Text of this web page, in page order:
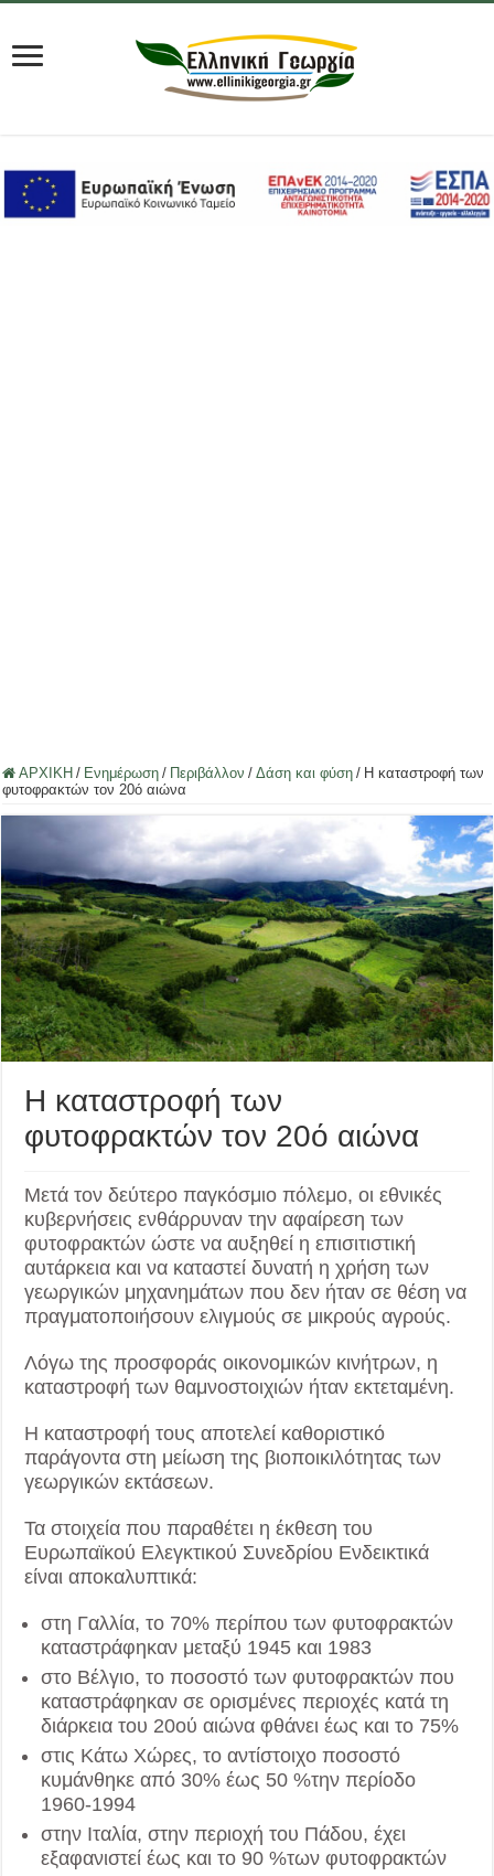
ΑΡΧΙΚΗ / Ενημέρωση / Περιβάλλον / Δάση και φύση / Η καταστροφή των
φυτοφρακτών τον 20ό αιώνα
Η καταστροφή των
φυτοφρακτών τον 20ό αιώνα
Μετά τον δεύτερο παγκόσμιο πόλεμο, οι εθνικές
κυβερνήσεις ενθάρρυναν την αφαίρεση των
φυτοφρακτών ώστε να αυξηθεί η επισιτιστική
αυτάρκεια και να καταστεί δυνατή η χρήση των
γεωργικών μηχανημάτων που δεν ήταν σε θέση να
πραγματοποιήσουν ελιγμούς σε μικρούς αγρούς.
Λόγω της προσφοράς οικονομικών κινήτρων, η
καταστροφή των θαμνοστοιχιών ήταν εκτεταμένη.
Η καταστροφή τους αποτελεί καθοριστικό
παράγοντα στη μείωση της βιοποικιλότητας των
γεωργικών εκτάσεων.
Τα στοιχεία που παραθέτει η έκθεση του
Ευρωπαϊκού Ελεγκτικού Συνεδρίου Ενδεικτικά
είναι αποκαλυπτικά:
στη Γαλλία, το 70% περίπου των φυτοφρακτών
καταστράφηκαν μεταξύ 1945 και 1983
στο Βέλγιο, το ποσοστό των φυτοφρακτών που
καταστράφηκαν σε ορισμένες περιοχές κατά τη
διάρκεια του 20ού αιώνα φθάνει έως και το 75%
στις Κάτω Χώρες, το αντίστοιχο ποσοστό
κυμάνθηκε από 30% έως 50 %την περίοδο
1960-1994
στην Ιταλία, στην περιοχή του Πάδου, έχει
εξαφανιστεί έως και το 90 %των φυτοφρακτών